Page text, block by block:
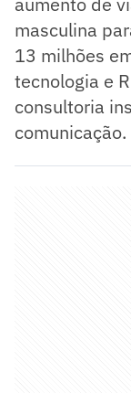
masculina
13 milhões
tecnologia e
consultoria
comunicação.